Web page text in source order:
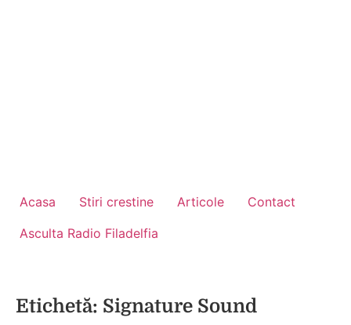
Acasa Stiri crestine Articole
Contact
Asculta Radio Filadelfia
Etichetă: Signature Sound